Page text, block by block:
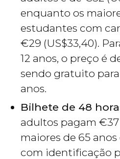
enquanto os
estudantes com
€29 (US$33,40).
12 anos, o preço é
sendo gratuito
anos.
Bilhete de 48
adultos pagam €
maiores de 65
com identificação